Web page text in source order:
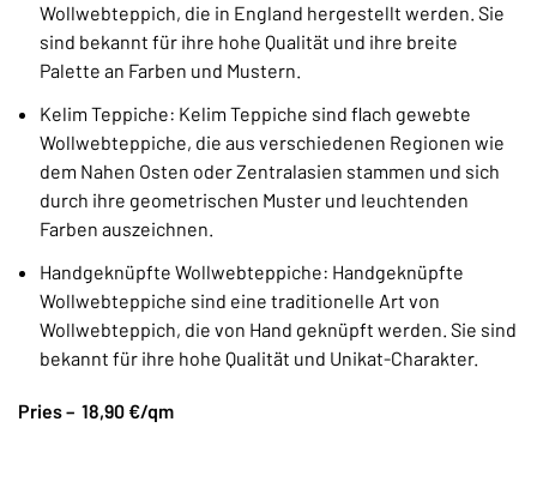
Wollwebteppich, die in England hergestellt werden. Sie
sind bekannt für ihre hohe Qualität und ihre breite
Palette an Farben und Mustern.
Kelim Teppiche: Kelim Teppiche sind flach gewebte
Wollwebteppiche, die aus verschiedenen Regionen wie
dem Nahen Osten oder Zentralasien stammen und sich
durch ihre geometrischen Muster und leuchtenden
Farben auszeichnen.
Handgeknüpfte Wollwebteppiche: Handgeknüpfte
Wollwebteppiche sind eine traditionelle Art von
Wollwebteppich, die von Hand geknüpft werden. Sie sind
bekannt für ihre hohe Qualität und Unikat-Charakter.
Pries – 18,90 €/qm